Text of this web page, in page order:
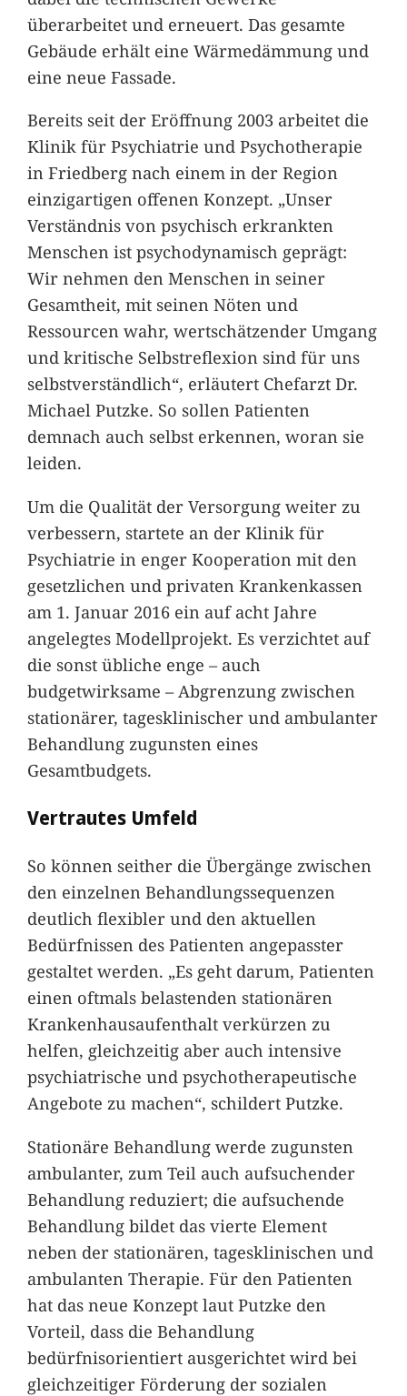
überarbeitet und erneuert. Das gesamte
Gebäude erhält eine Wärmedämmung und
eine neue Fassade.
Bereits seit der Eröffnung 2003 arbeitet die
Klinik für Psychiatrie und Psychotherapie
in Friedberg nach einem in der Region
einzigartigen offenen Konzept. „Unser
Verständnis von psychisch erkrankten
Menschen ist psychodynamisch geprägt:
Wir nehmen den Menschen in seiner
Gesamtheit, mit seinen Nöten und
Ressourcen wahr, wertschätzender Umgang
und kritische Selbstreflexion sind für uns
selbstverständlich“, erläutert Chefarzt Dr.
Michael Putzke. So sollen Patienten
demnach auch selbst erkennen, woran sie
leiden.
Um die Qualität der Versorgung weiter zu
verbessern, startete an der Klinik für
Psychiatrie in enger Kooperation mit den
gesetzlichen und privaten Krankenkassen
am 1. Januar 2016 ein auf acht Jahre
angelegtes Modellprojekt. Es verzichtet auf
die sonst übliche enge – auch
budgetwirksame – Abgrenzung zwischen
stationärer, tagesklinischer und ambulanter
Behandlung zugunsten eines
Gesamtbudgets.
Vertrautes Umfeld
So können seither die Übergänge zwischen
den einzelnen Behandlungssequenzen
deutlich flexibler und den aktuellen
Bedürfnissen des Patienten angepasster
gestaltet werden. „Es geht darum, Patienten
einen oftmals belastenden stationären
Krankenhausaufenthalt verkürzen zu
helfen, gleichzeitig aber auch intensive
psychiatrische und psychotherapeutische
Angebote zu machen“, schildert Putzke.
Stationäre Behandlung werde zugunsten
ambulanter, zum Teil auch aufsuchender
Behandlung reduziert; die aufsuchende
Behandlung bildet das vierte Element
neben der stationären, tagesklinischen und
ambulanten Therapie. Für den Patienten
hat das neue Konzept laut Putzke den
Vorteil, dass die Behandlung
bedürfnisorientiert ausgerichtet wird bei
gleichzeitiger Förderung der sozialen